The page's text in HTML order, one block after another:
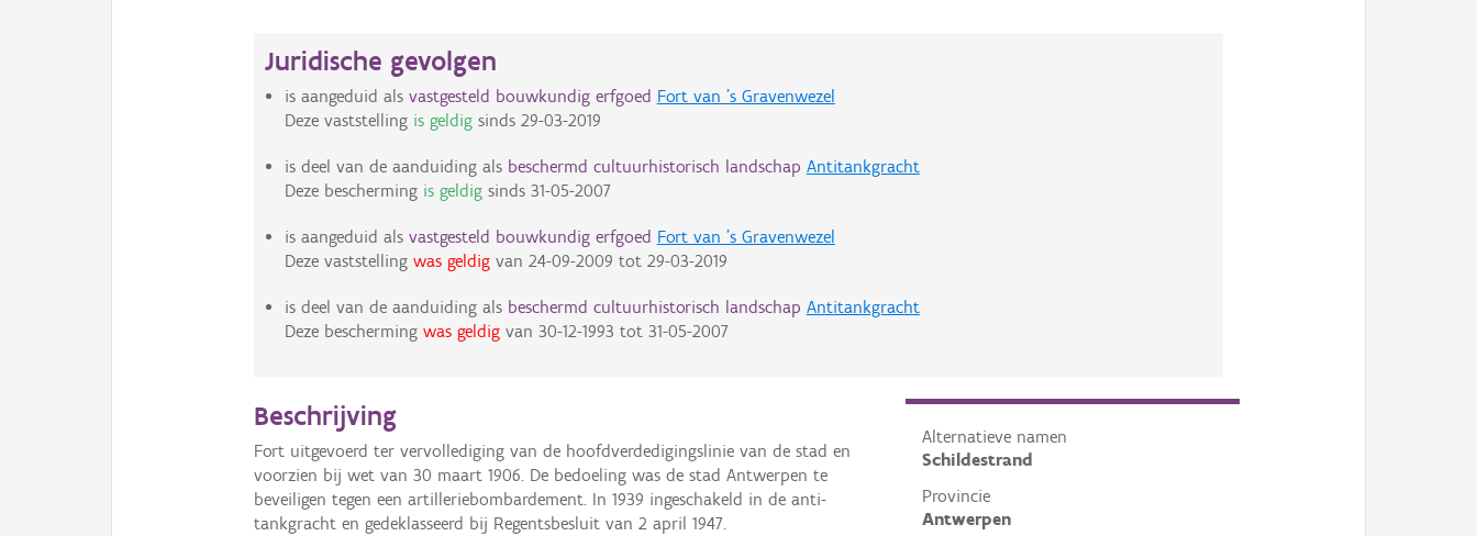
Juridische gevolgen
is aangeduid als vastgesteld bouwkundig erfgoed Fort van 's Gravenwezel
Deze vaststelling is geldigsinds 29-03-2019
is deel van de aanduiding als beschermd cultuurhistorisch landschap Antitankgracht
Deze bescherming is geldigsinds 31-05-2007
is aangeduid als vastgesteld bouwkundig erfgoed Fort van 's Gravenwezel
Deze vaststelling was geldigvan 24-09-2009 tot 29-03-2019
is deel van de aanduiding als beschermd cultuurhistorisch landschap Antitankgracht
Deze bescherming was geldigvan 30-12-1993 tot 31-05-2007
Alternatieve namen
Schildestrand
Provincie
Antwerpen
Beschrijving
Fort uitgevoerd ter vervollediging van de hoofdverdedigingslinie van de stad en
voorzien bij wet van 30 maart 1906. De bedoeling was de stad Antwerpen te
beveiligen tegen een artilleriebombardement. In 1939 ingeschakeld in de anti-
tankgracht en gedeklasseerd bij Regentsbesluit van 2 april 1947.